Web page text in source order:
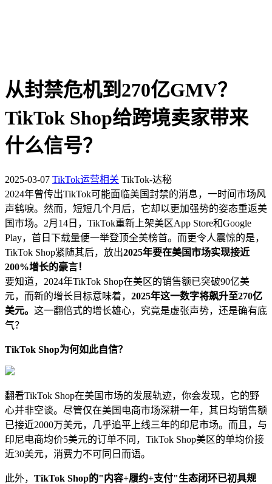
从封禁危机到270亿GMV？
TikTok Shop给跨境卖家带来
什么信号？
2025-03-07 TikTok运营相关 TikTok-达秘
2024年曾传出TikTok可能面临美国封禁的消息，一时间市场风
声鹤唳。然而，短短几个月后，它却以更加强势的姿态重返美
国市场。2月14日，TikTok重新上架美区App Store和Google
Play，首日下载量便一举登顶全美榜首。而更令人震惊的是，
TikTok Shop紧随其后，放出2025年要在美国市场实现接近
200%增长的豪言！
要知道，2024年TikTok Shop在美区的销售额已突破90亿美
元，而新的增长目标意味着， 2025年这一数字将飙升至270亿
美元。 这一翻倍式的增长雄心，究竟是虚张声势，还是确有底
气？
TikTok Shop为何如此自信？
翻看TikTok Shop在美国市场的发展轨迹，你会发现，它的野
心并非空谈。尽管仅在美国电商市场深耕一年，其日均销售额
已接近2000万美元，几乎追平上线三年的印尼市场。而且，与
印尼电商均价5美元的订单不同，TikTok Shop美区的单均价接
近30美元，消费力不可同日而语。
此外， TikTok Shop的"内容+履约+支付"生态闭环已初具规